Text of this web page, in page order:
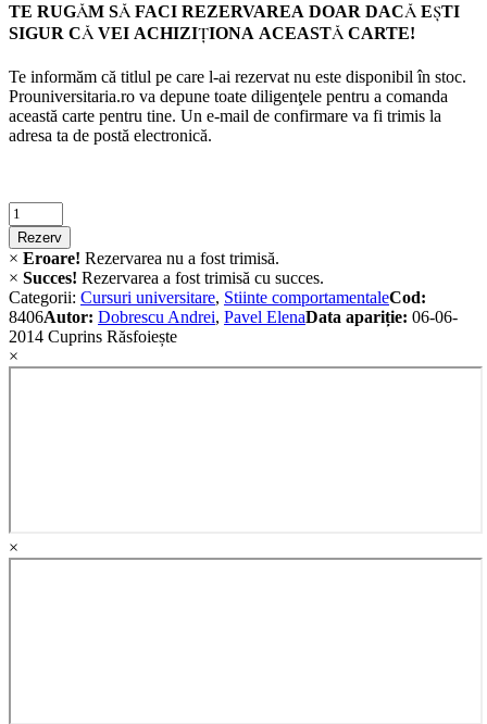
TE RUGĂM SĂ FACI REZERVAREA DOAR DACĂ EŞTI
SIGUR CĂ VEI ACHIZIŢIONA ACEASTĂ CARTE!
Te informăm că titlul pe care l-ai rezervat nu este disponibil în stoc.
Prouniversitaria.ro va depune toate diligenţele pentru a comanda
această carte pentru tine. Un e-mail de confirmare va fi trimis la
adresa ta de postă electronică.
Criminalistica
quantity
Rezerv
× Eroare! Rezervarea nu a fost trimisă.
× Succes! Rezervarea a fost trimisă cu succes.
Categorii: Cursuri universitare, Stiinte comportamentaleCod:
8406Autor: Dobrescu Andrei, Pavel ElenaData apariție: 06-06-
2014 Cuprins Răsfoiește
×
×